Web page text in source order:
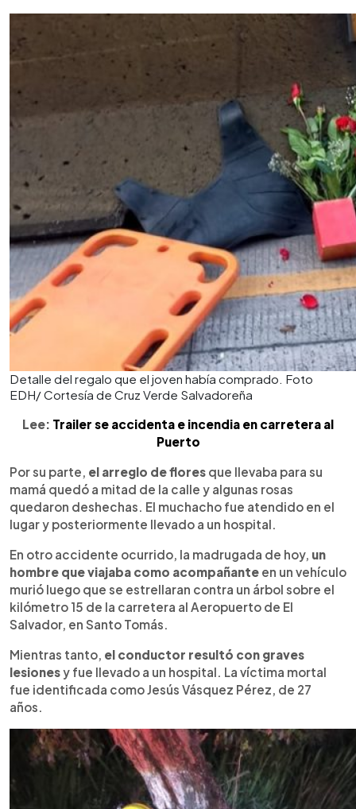
Detalle del regalo que el joven había comprado. Foto
EDH/ Cortesía de Cruz Verde Salvadoreña
Lee: Trailer se accidenta e incendia en carretera al
Puerto
Por su parte, el arreglo de flores que llevaba para su
mamá quedó a mitad de la calle y algunas rosas
quedaron deshechas. El muchacho fue atendido en el
lugar y posteriormente llevado a un hospital.
En otro accidente ocurrido, la madrugada de hoy, un
hombre que viajaba como acompañante en un vehículo
murió luego que se estrellaran contra un árbol sobre el
kilómetro 15 de la carretera al Aeropuerto de El
Salvador, en Santo Tomás.
Mientras tanto, el conductor resultó con graves
lesionesy fue llevado a un hospital. La víctima mortal
fue identificada como Jesús Vásquez Pérez, de 27
años.